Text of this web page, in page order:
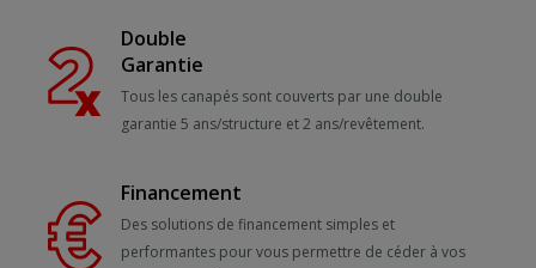
Double
Garantie
Tous les canapés sont couverts par une double
garantie 5 ans/structure et 2 ans/revêtement.
Financement
Des solutions de financement simples et
performantes pour vous permettre de céder à vos